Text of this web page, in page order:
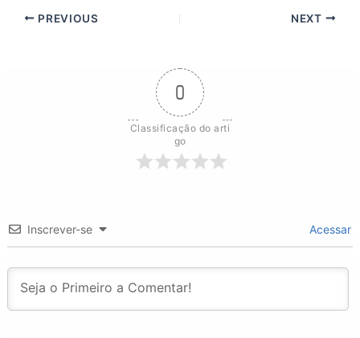
PREVIOUS NEXT
0
Classificação do arti
go
Inscrever-se Acessar